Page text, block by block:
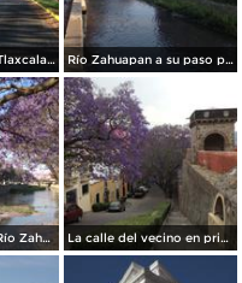
Carretera federal Tlaxcala-Puebla. Junio/2018 Río Zahuapan a su paso por la capital de Tlaxcala. Abril/2018
Jacarandas en el Río Zahuapan. Abril/2018 La calle del vecino en primavera, a la derecha el ex-convento franciscano del siglo XVI. Abril/2018